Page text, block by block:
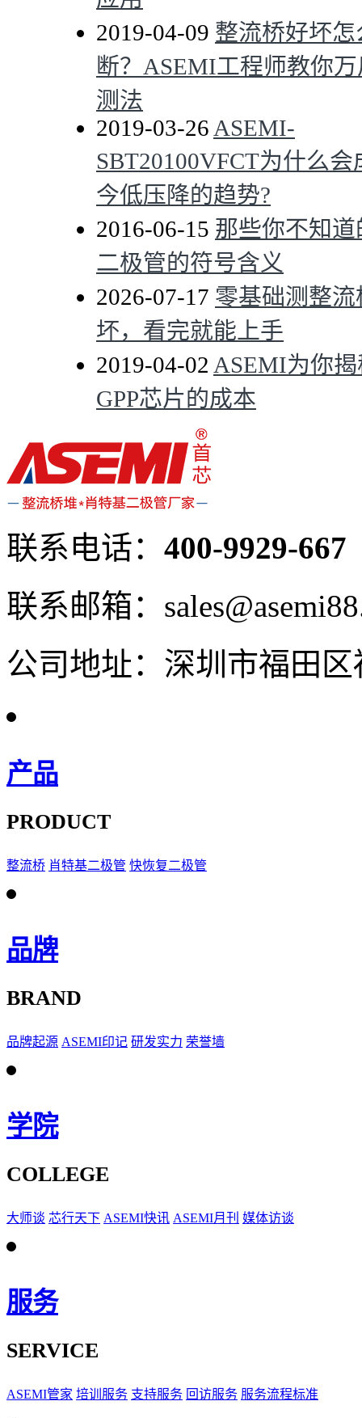
2019-04-09 整流桥好坏怎
断？ASEMI工程师教你
测法
2019-03-26 ASEMI-
SBT20100VFCT为什么会
今低压降的趋势?
2016-06-15 那些你不知道
二极管的符号含义
2026-07-17 零基础测整流
坏，看完就能上手
2019-04-02 ASEMI为你
GPP芯片的成本
联系电话： 400-9929-667
联系邮箱：
公司地址：深圳市福田
产品
PRODUCT
整流桥 肖特基二极管 快恢复二极管
品牌
BRAND
品牌起源 ASEMI印记 研发实力 荣誉墙
学院
COLLEGE
大师谈 芯行天下 ASEMI快讯 ASEMI月刊 媒体访谈
服务
SERVICE
ASEMI管家 培训服务 支持服务 回访服务 服务流程标准